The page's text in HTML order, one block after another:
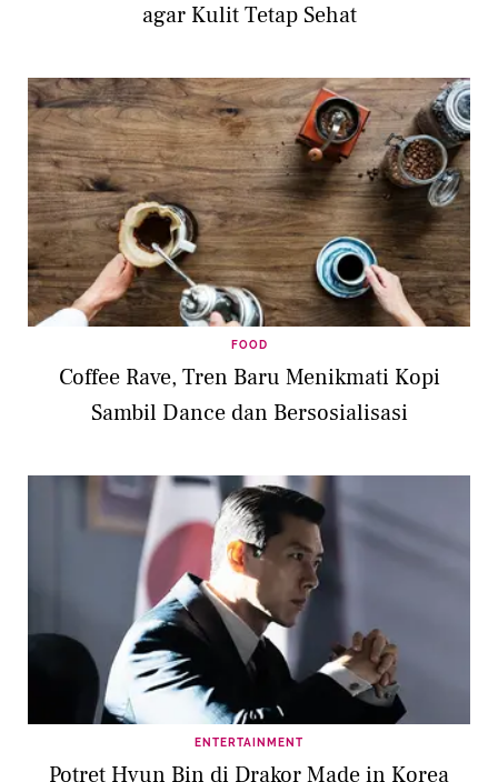
agar Kulit Tetap Sehat
FOOD
Coffee Rave, Tren Baru Menikmati Kopi
Sambil Dance dan Bersosialisasi
ENTERTAINMENT
Potret Hyun Bin di Drakor Made in Korea